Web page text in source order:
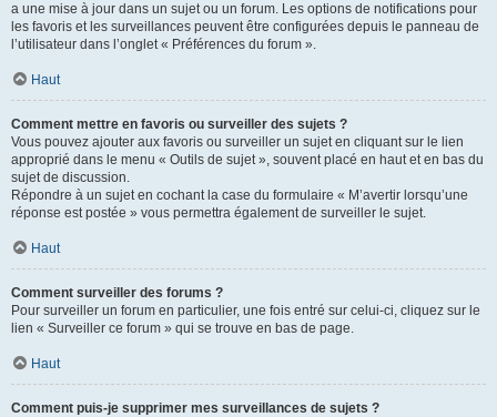
a une mise à jour dans un sujet ou un forum. Les options de notifications pour
les favoris et les surveillances peuvent être configurées depuis le panneau de
l’utilisateur dans l’onglet « Préférences du forum ».
Haut
Comment mettre en favoris ou surveiller des sujets ?
Vous pouvez ajouter aux favoris ou surveiller un sujet en cliquant sur le lien
approprié dans le menu « Outils de sujet », souvent placé en haut et en bas du
sujet de discussion.
Répondre à un sujet en cochant la case du formulaire « M’avertir lorsqu’une
réponse est postée » vous permettra également de surveiller le sujet.
Haut
Comment surveiller des forums ?
Pour surveiller un forum en particulier, une fois entré sur celui-ci, cliquez sur le
lien « Surveiller ce forum » qui se trouve en bas de page.
Haut
Comment puis-je supprimer mes surveillances de sujets ?